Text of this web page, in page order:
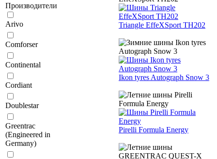
Производители
Arivo
Comforser
Continental
Cordiant
Doublestar
Greentrac
(Engineered in
Germany)
Triangle EffeXSport TH202
Ikon tyres Autograph Snow 3
Pirelli Formula Energy